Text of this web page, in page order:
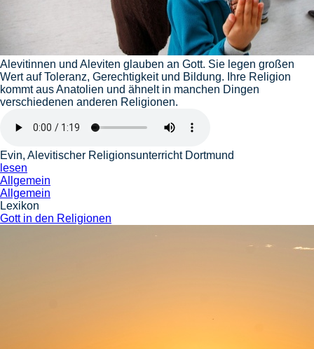
Alevitinnen und Aleviten glauben an Gott. Sie legen großen
Wert auf Toleranz, Gerechtigkeit und Bildung. Ihre Religion
kommt aus Anatolien und ähnelt in manchen Dingen
verschiedenen anderen Religionen.
Evin, Alevitischer Religionsunterricht Dortmund
lesen
Allgemein
Allgemein
Lexikon
Gott in den Religionen